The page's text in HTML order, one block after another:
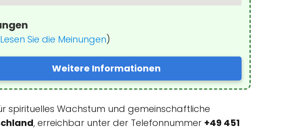
Lesen Sie die Meinungen)
Weitere Informationen
spirituelles Wachstum und gemeinschaftliche
, erreichbar unter der Telefonnummer +49 451